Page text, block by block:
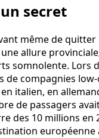
secret
même de quitter
allure
somnolente. Lors
de compagnies
italien, en
de passagers
des 10 millions en
européenne